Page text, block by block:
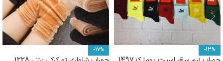
-13%
-17%